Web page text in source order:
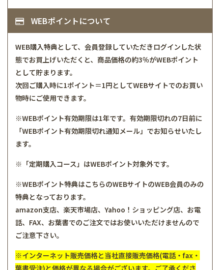
WEBポイントについて
WEB購入特典として、会員登録していただきログインした状
態でお買上げいただくと、商品価格の約3％がWEBポイント
として貯まります。
次回ご購入時に1ポイント＝1円としてWEBサイトでのお買い
物時にご使用できます。
※WEBポイント有効期限は1年です。有効期限切れの7日前に
「WEBポイント有効期限切れ通知メール」でお知らせいたし
ます。
※「定期購入コース」はWEBポイント対象外です。
※WEBポイント特典はこちらのWEBサイトのWEB会員のみの
特典となっております。
amazon支店、楽天市場店、Yahoo！ショッピング店、お電
話、FAX、お葉書でのご注文ではお使いいただけませんので
ご注意下さい。
※インターネット販売価格と当社直接販売価格(電話・fax・
葉書受注)と価格が異なる場合がございます。ご了承くださ